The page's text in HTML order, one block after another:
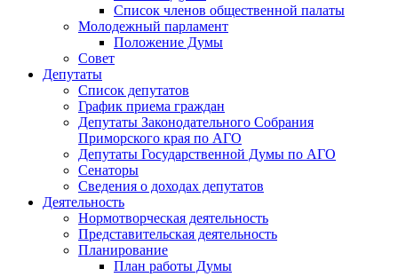
Список членов общественной палаты
Молодежный парламент
Положение Думы
Совет
Депутаты
Список депутатов
График приема граждан
Депутаты Законодательного Собрания
Приморского края по АГО
Депутаты Государственной Думы по АГО
Сенаторы
Сведения о доходах депутатов
Деятельность
Нормотворческая деятельность
Представительская деятельность
Планирование
План работы Думы